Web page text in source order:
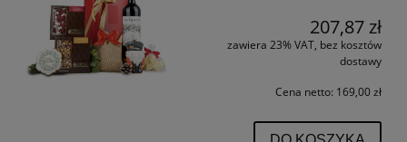
207,87 zł
zawiera 23% VAT, bez kosztów
dostawy
Cena netto: 169,00 zł